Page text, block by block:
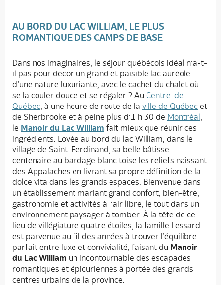
AU BORD DU LAC WILLIAM, LE PLUS
ROMANTIQUE DES CAMPS DE BASE
Dans nos imaginaires, le séjour québécois idéal n’a-t-
il pas pour décor un grand et paisible lac auréolé
d’une nature luxuriante, avec le cachet du chalet où
se la couler douce et se régaler ? Au Centre-de-
Québec , à une heure de route de la ville de Québec et
de Sherbrooke et à peine plus d’1 h 30 de Montréal
le Manoir du Lac William fait mieux que réunir ces
ingrédients. Lovée au bord du lac William, dans le
village de Saint-Ferdinand, sa belle bâtisse
centenaire au bardage blanc toise les reliefs naissant
des Appalaches en livrant sa propre définition de la
dolce vita dans les grands espaces. Bienvenue dans
un établissement mariant grand confort, bien-être,
gastronomie et activités à l’air libre, le tout dans un
environnement paysager à tomber. À la tête de ce
lieu de villégiature quatre étoiles, la famille Lessard
est parvenue au fil des années à trouver l’équilibre
parfait entre luxe et convivialité, faisant du Manoir
du Lac William un incontournable des escapades
romantiques et épicuriennes à portée des grands
centres urbains de la province.